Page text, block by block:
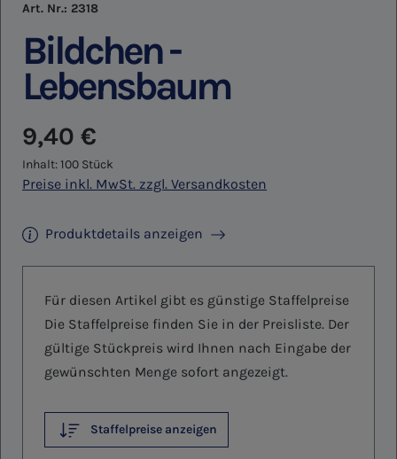
Art. Nr.: 2318
Bildchen -
Lebensbaum
Regulärer Preis:
9,40 €
Inhalt:100 Stück
Preise inkl. MwSt. zzgl. Versandkosten
Produktdetails anzeigen
Für diesen Artikel gibt es günstige Staffelpreise
Die Staffelpreise finden Sie in der Preisliste. Der
gültige Stückpreis wird Ihnen nach Eingabe der
gewünschten Menge sofort angezeigt.
Staffelpreise anzeigen